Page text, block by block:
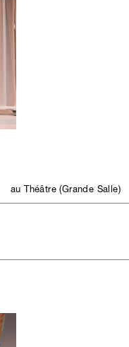
au Théâtre (Grande Salle)